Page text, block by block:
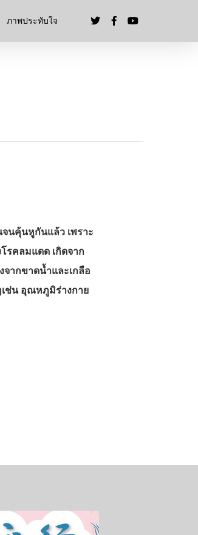
ภาพประทับใจ
จนคุ้นหูกันแล้ว เพราะ
รคลมแดด เกิดจาก
ากขาดน้ำและเกลือ
ช่น อุณหภูมิร่างกาย